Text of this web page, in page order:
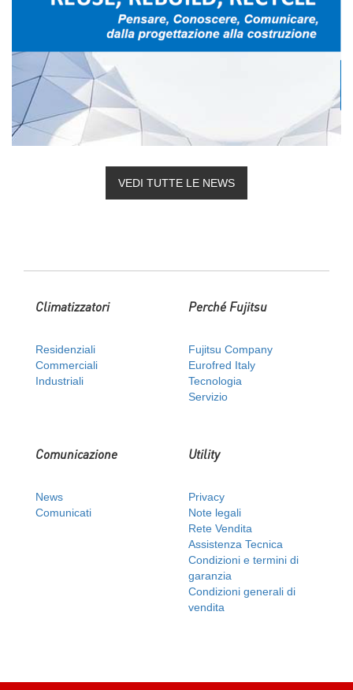
VEDI TUTTE LE NEWS
Climatizzatori
Residenziali
Commerciali
Industriali
Perché Fujitsu
Fujitsu Company
Eurofred Italy
Tecnologia
Servizio
Comunicazione
News
Comunicati
Utility
Privacy
Note legali
Rete Vendita
Assistenza Tecnica
Condizioni e termini di
garanzia
Condizioni generali di
vendita